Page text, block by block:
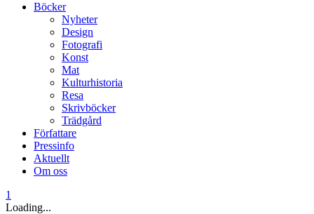
Böcker
Nyheter
Design
Fotografi
Konst
Mat
Kulturhistoria
Resa
Skrivböcker
Trädgård
Författare
Pressinfo
Aktuellt
Om oss
1
Loading...